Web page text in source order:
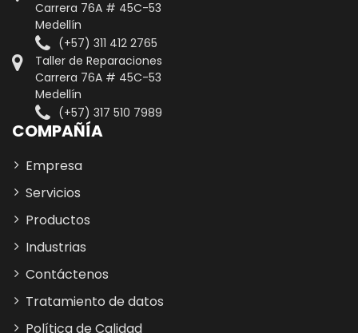
Carrera 76A # 45C-53
Medellín
(+57) 311 412 2765
Taller de Reparaciones
Carrera 76A # 45C-53
Medellín
(+57) 317 510 7989
COMPAÑÍA
Empresa
Servicios
Productos
Industrias
Contáctenos
Tratamiento de datos
Política de Calidad